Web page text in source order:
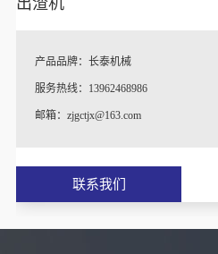
产品品牌：长泰机械
服务热线：13962468986
邮箱：zjgctjx@163.com
特别说明：产品图片以及参数跟
♦
定制说明：一切规格按照客户实
联系我们